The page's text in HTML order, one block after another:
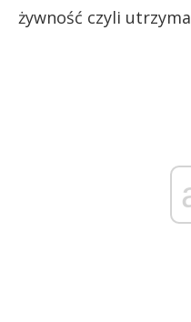
żywność czyli